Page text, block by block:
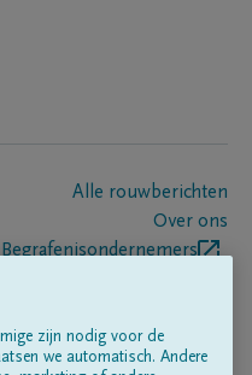
Alle rouwberichten
Over ons
Begrafenisondernemers
zijn nodig voor de
we automatisch. Andere